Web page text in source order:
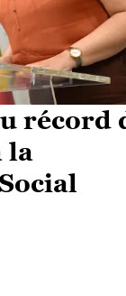
récord
la